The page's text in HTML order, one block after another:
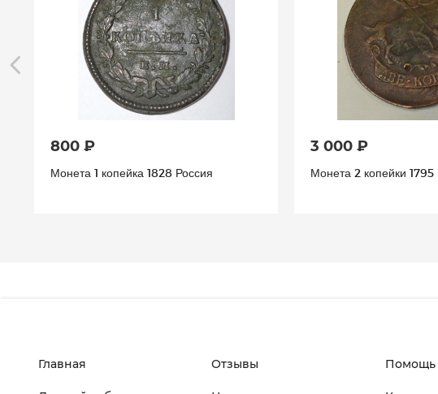
800 ₽
Монета 1 копейка 1828 Россия
3 000 ₽
Монета 2 копейки 1795
Главная Отзывы Помощь